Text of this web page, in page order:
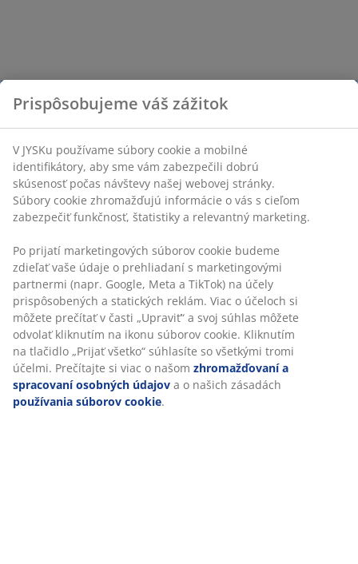
Prispôsobujeme váš zážitok
V JYSKu používame súbory cookie a mobilné
identifikátory, aby sme vám zabezpečili dobrú
skúsenosť počas návštevy našej webovej stránky.
Súbory cookie zhromažďujú informácie o vás s cieľom
zabezpečiť funkčnosť, štatistiky a relevantný marketing.
Po prijatí marketingových súborov cookie budeme
zdieľať vaše údaje o prehliadaní s marketingovými
partnermi (napr. Google, Meta a TikTok) na účely
prispôsobených a statických reklám. Viac o účeloch si
môžete prečítať v časti „Upraviť“ a svoj súhlas môžete
odvolať kliknutím na ikonu súborov cookie. Kliknutím
na tlačidlo „Prijať všetko“ súhlasíte so všetkými tromi
účelmi. Prečítajte si viac o našom zhromažďovaní a
spracovaní osobných údajov a o našich zásadách
používania súborov cookie.